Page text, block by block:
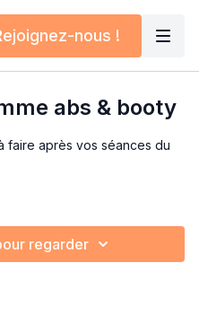
nous !
abs & booty
faire après vos séances du
pour la sangle abdominale.
du bas du corps” et
regarder